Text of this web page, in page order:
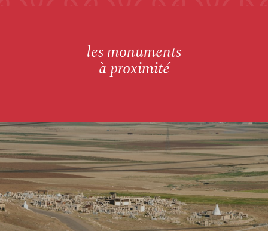
les monuments
à proximité